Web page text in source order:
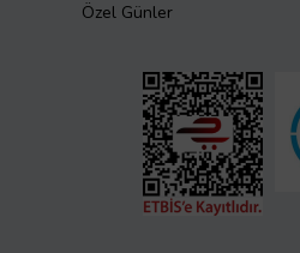
Özel Günler